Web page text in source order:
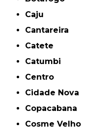
Caju
Cantareira
Catete
Catumbi
Centro
Cidade Nova
Copacabana
Cosme Velho